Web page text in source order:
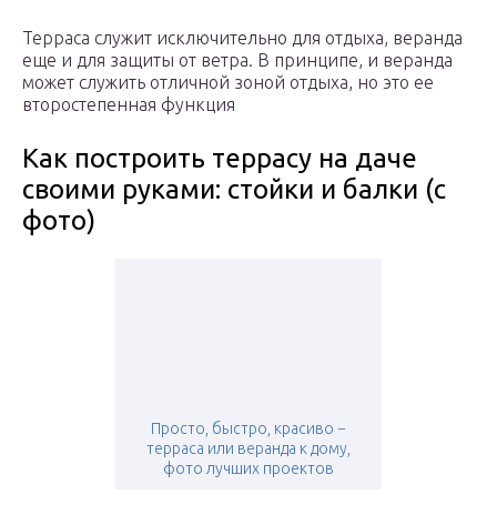
Терраса служит исключительно для отдыха, веранда
еще и для защиты от ветра. В принципе, и веранда
может служить отличной зоной отдыха, но это ее
второстепенная функция
Как построить террасу на даче
своими руками: стойки и балки (с
фото)
Просто, быстро, красиво −
терраса или веранда к дому,
фото лучших проектов